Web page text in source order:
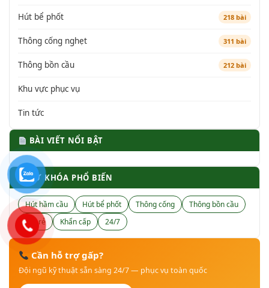
Hút bể phốt 218 bài
Thông cống nghẹt 311 bài
Thông bồn cầu 212 bài
Khu vực phục vụ
Tin tức
BÀI VIẾT NỔI BẬT
🏷 TỪ KHÓA PHỔ BIẾN
Hút hầm cầu Hút bể phốt Thông cống
Thông bồn cầu
Giá rẻ
Khẩn cấp 24/7
Cần hỗ trợ gấp?
Đội ngũ kỹ thuật sẵn sàng 24/7 — phục vụ toàn quốc